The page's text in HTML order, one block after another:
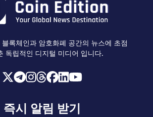
록체인과 암호화폐 공간의 뉴스에 초점
독립적인 디지털 미디어 입니다.
즉시 알림 받기